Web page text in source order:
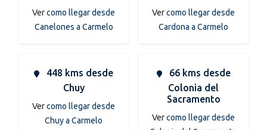
Vercomo llegar desde
Canelones a Carmelo
Vercomo llegar desde
Cardona a Carmelo
448 kms desde
Chuy
Vercomo llegar desde
Chuy a Carmelo
66 kms desde
Colonia del
Sacramento
Vercomo llegar desde